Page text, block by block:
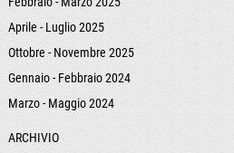
Aprile - Luglio 2025
Ottobre - Novembre 2025
Gennaio - Febbraio 2024
Marzo - Maggio 2024
ARCHIVIO